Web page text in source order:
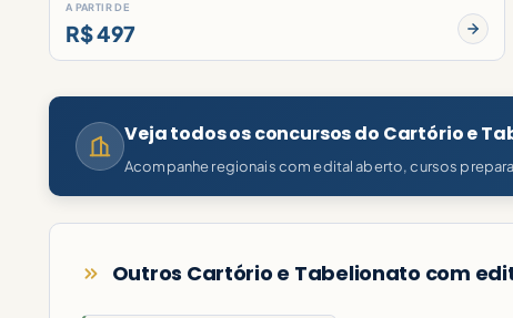
A PARTIR DE
R$ 497
Veja todos os concursos do Cartório e
Acompanhe regionais com edital aberto, cursos
Outros Cartório e Tabelionato com